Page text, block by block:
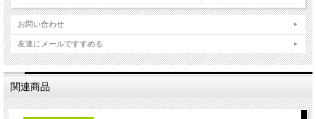
お問い合わせ
友達にメールですすめる
関連商品